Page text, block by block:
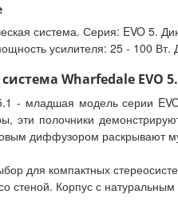
система. Серия: EVO 5.
усилителя: 25 - 100
Wharfedale EVO
- младшая модель серии
эти полочники
диффузором раскрывают
для компактных
стеной. Корпус с